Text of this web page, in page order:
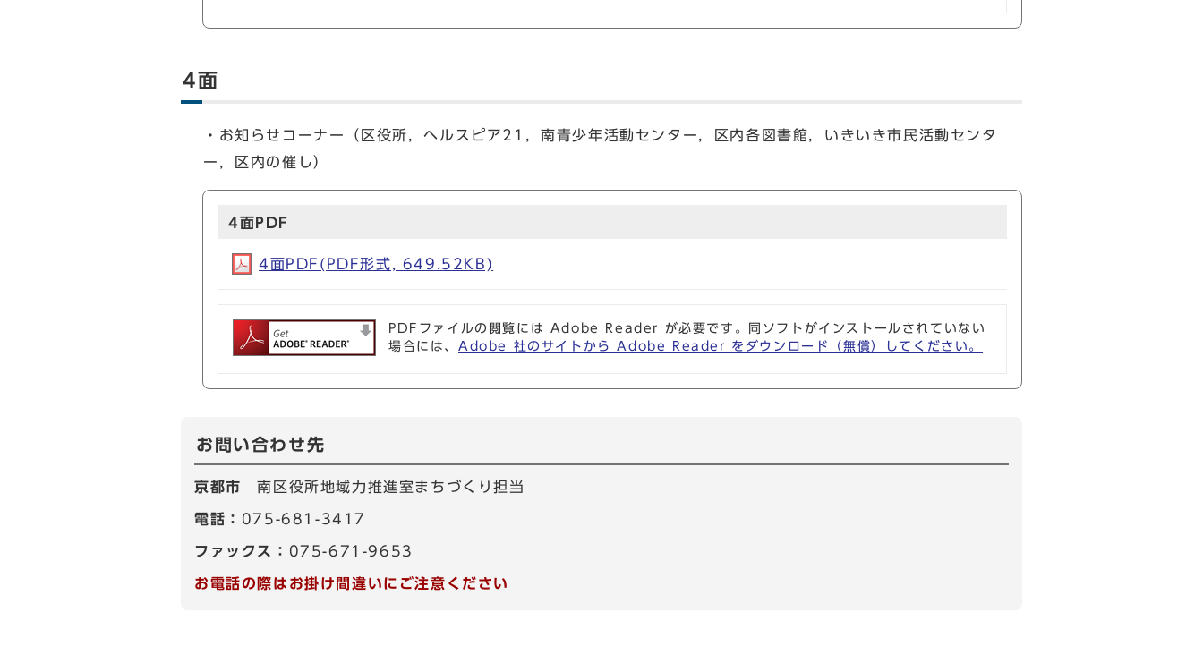
4面
・お知らせコーナー（区役所，ヘルスピア21，南青少年活動センター，区内各図書館，いきいき市民活動センタ
ー，区内の催し）
4面PDF
4面PDF(PDF形式, 649.52KB)
PDFファイルの閲覧には Adobe Reader が必要です。同ソフトがインストールされていない
場合には、 Adobe 社のサイトから Adobe Reader をダウンロード（無償）してください。
お問い合わせ先
京都市南区役所地域力推進室まちづくり担当
電話： 075-681-3417
ファックス： 075-671-9653
お電話の際はお掛け間違いにご注意ください